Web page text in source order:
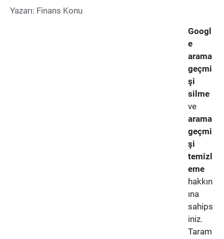
Yazarı: Finans Konu
Googl
e
arama
geçmi
şi
silme
ve
arama
geçmi
şi
temizl
eme
hakkın
ına
sahips
iniz.
Taram